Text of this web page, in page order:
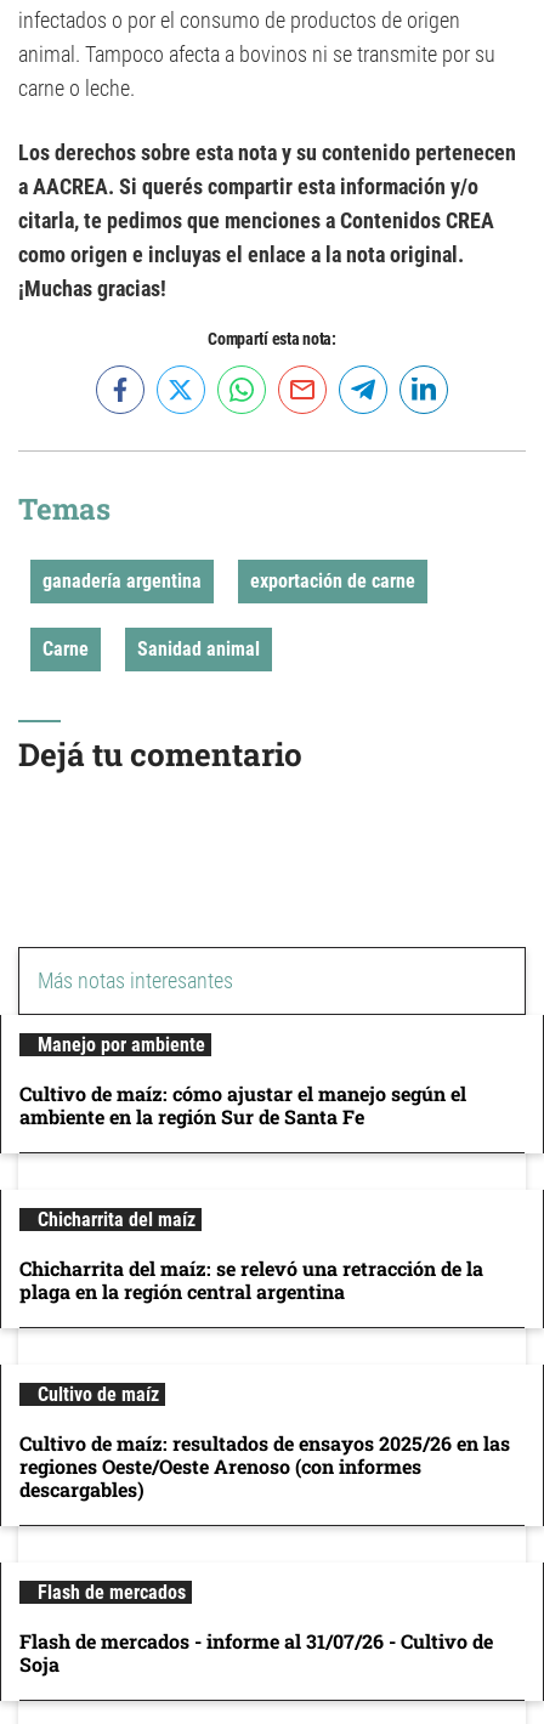
infectados o por el consumo de productos de origen
animal. Tampoco afecta a bovinos ni se transmite por su
carne o leche.
Los derechos sobre esta nota y su contenido pertenecen
a AACREA. Si querés compartir esta información y/o
citarla, te pedimos que menciones a Contenidos CREA
como origen e incluyas el enlace a la nota original.
¡Muchas gracias!
Compartí esta nota:
Temas
ganadería argentina exportación de carne
Carne Sanidad animal
Dejá tu comentario
Más notas interesantes
Manejo por ambiente
Cultivo de maíz: cómo ajustar el manejo según el
ambiente en la región Sur de Santa Fe
Chicharrita del maíz
Chicharrita del maíz: se relevó una retracción de la
plaga en la región central argentina
Cultivo de maíz
Cultivo de maíz: resultados de ensayos 2025/26 en las
regiones Oeste/Oeste Arenoso (con informes
descargables)
Flash de mercados
Flash de mercados - informe al 31/07/26 - Cultivo de
Soja